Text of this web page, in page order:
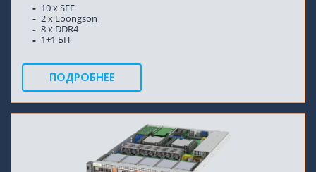
10 x SFF
2 x Loongson
8 х DDR4
1+1 БП
ПОДРОБНЕЕ